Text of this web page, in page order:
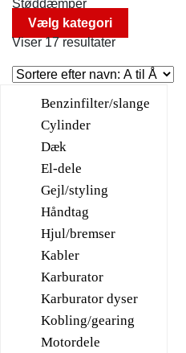
Støddæmper
Vælg kategori
Viser 17 resultater
Benzinfilter/slange
Cylinder
Dæk
El-dele
Gejl/styling
Håndtag
Hjul/bremser
Kabler
Karburator
Karburator dyser
Kobling/gearing
Motordele